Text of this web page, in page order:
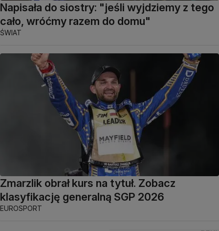
Napisała do siostry: "jeśli wyjdziemy z tego
cało, wróćmy razem do domu"
ŚWIAT
Zmarzlik obrał kurs na tytuł. Zobacz
klasyfikację generalną SGP 2026
EUROSPORT